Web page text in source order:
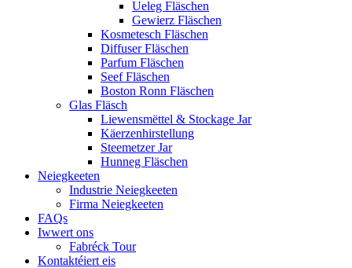
Ueleg Fläschen
Gewierz Fläschen
Kosmetesch Fläschen
Diffuser Fläschen
Parfum Fläschen
Seef Fläschen
Boston Ronn Fläschen
Glas Fläsch
Liewensmëttel & Stockage Jar
Käerzenhirstellung
Steemetzer Jar
Hunneg Fläschen
Neiegkeeten
Industrie Neiegkeeten
Firma Neiegkeeten
FAQs
Iwwert ons
Fabréck Tour
Kontaktéiert eis